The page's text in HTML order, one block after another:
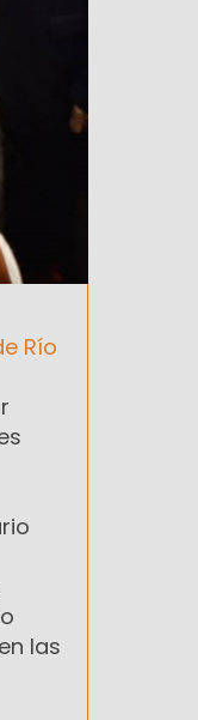
Río
las